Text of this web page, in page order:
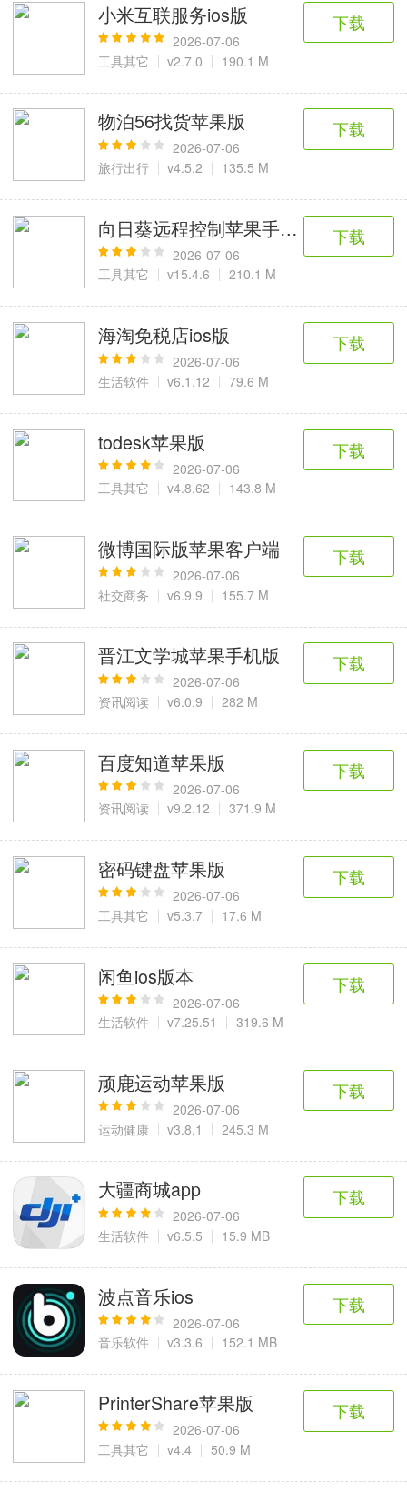
小米互联服务ios版
2026-07-06
工具其它
v2.7.0 190.1 M
下载
物泊56找货苹果版
2026-07-06
旅行出行
v4.5.2 135.5 M
下载
向日葵远程控制苹果手机版
2026-07-06
工具其它
v15.4.6 210.1 M
下载
海淘免税店ios版
2026-07-06
生活软件
v6.1.12 79.6 M
下载
todesk苹果版
2026-07-06
工具其它
v4.8.62 143.8 M
下载
微博国际版苹果客户端
2026-07-06
社交商务
v6.9.9 155.7 M
下载
晋江文学城苹果手机版
2026-07-06
资讯阅读
v6.0.9 282 M
下载
百度知道苹果版
2026-07-06
资讯阅读
v9.2.12 371.9 M
下载
密码键盘苹果版
2026-07-06
工具其它
v5.3.7 17.6 M
下载
闲鱼ios版本
2026-07-06
生活软件
v7.25.51 319.6 M
下载
顽鹿运动苹果版
2026-07-06
运动健康
v3.8.1 245.3 M
下载
大疆商城app
2026-07-06
生活软件
v6.5.5 15.9 MB
下载
波点音乐ios
2026-07-06
音乐软件
v3.3.6 152.1 MB
下载
PrinterShare苹果版
2026-07-06
工具其它
v4.4 50.9 M
下载